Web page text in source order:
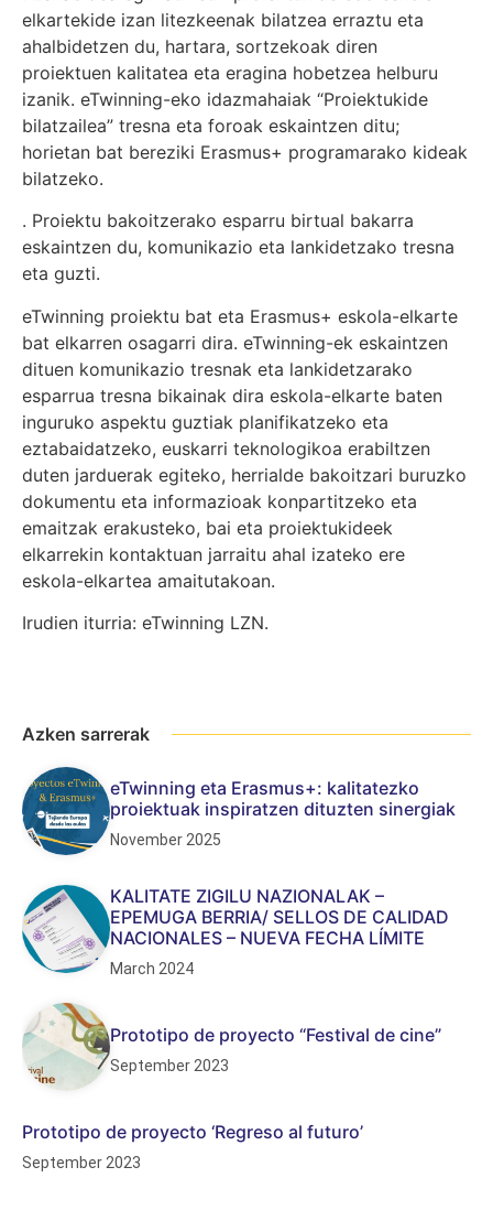
elkartekide izan litezkeenak bilatzea erraztu eta
ahalbidetzen du, hartara, sortzekoak diren
proiektuen kalitatea eta eragina hobetzea helburu
izanik. eTwinning-eko idazmahaiak “Proiektukide
bilatzailea” tresna eta foroak eskaintzen ditu;
horietan bat bereziki Erasmus+ programarako kideak
bilatzeko.
. Proiektu bakoitzerako esparru birtual bakarra
eskaintzen du, komunikazio eta lankidetzako tresna
eta guzti.
eTwinning proiektu bat eta Erasmus+ eskola-elkarte
bat elkarren osagarri dira. eTwinning-ek eskaintzen
dituen komunikazio tresnak eta lankidetzarako
esparrua tresna bikainak dira eskola-elkarte baten
inguruko aspektu guztiak planifikatzeko eta
eztabaidatzeko, euskarri teknologikoa erabiltzen
duten jarduerak egiteko, herrialde bakoitzari buruzko
dokumentu eta informazioak konpartitzeko eta
emaitzak erakusteko, bai eta proiektukideek
elkarrekin kontaktuan jarraitu ahal izateko ere
eskola-elkartea amaitutakoan.
Irudien iturria: eTwinning LZN.
Azken sarrerak
eTwinning eta Erasmus+: kalitatezko
proiektuak inspiratzen dituzten sinergiak
November 2025
KALITATE ZIGILU NAZIONALAK –
EPEMUGA BERRIA/ SELLOS DE CALIDAD
NACIONALES – NUEVA FECHA LÍMITE
March 2024
Prototipo de proyecto “Festival de cine”
September 2023
Prototipo de proyecto ‘Regreso al futuro’
September 2023